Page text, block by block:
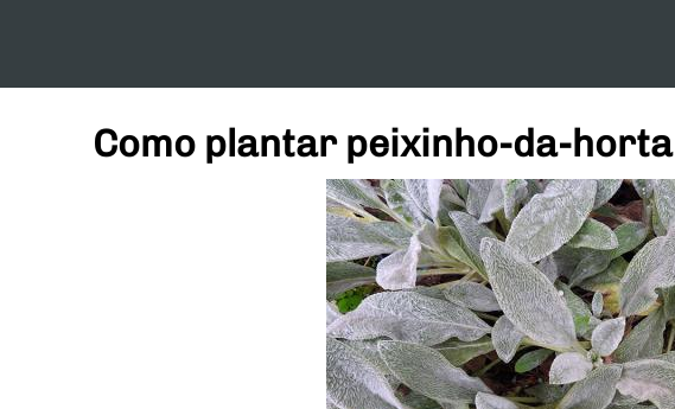
Como plantar peixinho-da-horta